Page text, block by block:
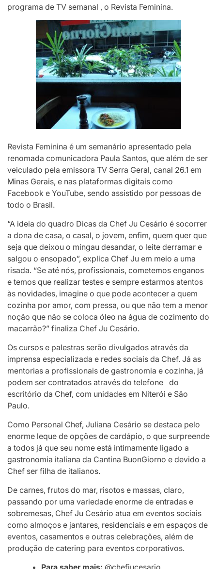
programa de TV semanal , o Revista Feminina.
Revista Feminina é um semanário apresentado pela
renomada comunicadora Paula Santos, que além de ser
veiculado pela emissora TV Serra Geral, canal 26.1 em
Minas Gerais, e nas plataformas digitais como
Facebook e YouTube, sendo assistido por pessoas de
todo o Brasil.
“A ideia do quadro Dicas da Chef Ju Cesário é socorrer
a dona de casa, o casal, o jovem, enfim, quem quer que
seja que deixou o mingau desandar, o leite derramar e
salgou o ensopado”, explica Chef Ju em meio a uma
risada. “Se até nós, profissionais, cometemos enganos
e temos que realizar testes e sempre estarmos atentos
às novidades, imagine o que pode acontecer a quem
cozinha por amor, com pressa, ou que não tem a menor
noção que não se coloca óleo na água de cozimento do
macarrão?” finaliza Chef Ju Cesário.
Os cursos e palestras serão divulgados através da
imprensa especializada e redes sociais da Chef. Já as
mentorias a profissionais de gastronomia e cozinha, já
podem ser contratados através do telefone do
escritório da Chef, com unidades em Niterói e São
Paulo.
Como Personal Chef, Juliana Cesário se destaca pelo
enorme leque de opções de cardápio, o que surpreende
a todos já que seu nome está intimamente ligado a
gastronomia italiana da Cantina BuonGiorno e devido a
Chef ser filha de italianos.
De carnes, frutos do mar, risotos e massas, claro,
passando por uma variedade enorme de entradas e
sobremesas, Chef Ju Cesário atua em eventos sociais
como almoços e jantares, residenciais e em espaços de
eventos, casamentos e outras celebrações, além de
produção de catering para eventos corporativos.